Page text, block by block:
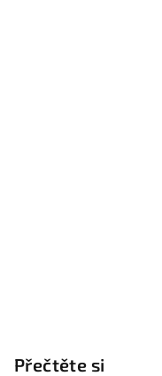
Přečtěte si